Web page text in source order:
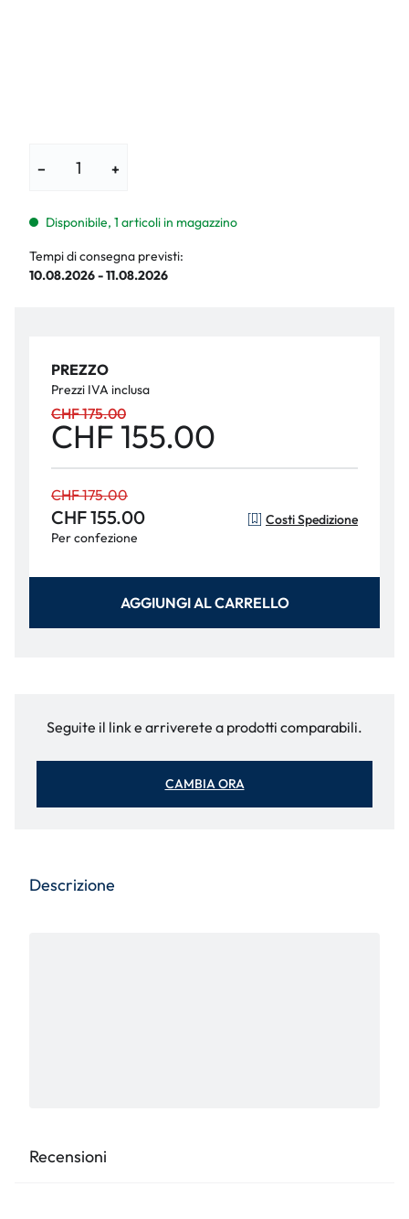
− +
Disponibile, 1 articoli in magazzino
Tempi di consegna previsti:
10.08.2026 - 11.08.2026
PREZZO
Prezzi IVA inclusa
CHF 175.00
CHF 155.00
CHF 175.00
CHF 155.00
Per confezione
Costi Spedizione
AGGIUNGI AL CARRELLO
Seguite il link e arriverete a prodotti comparabili.
CAMBIA ORA
Descrizione
Recensioni